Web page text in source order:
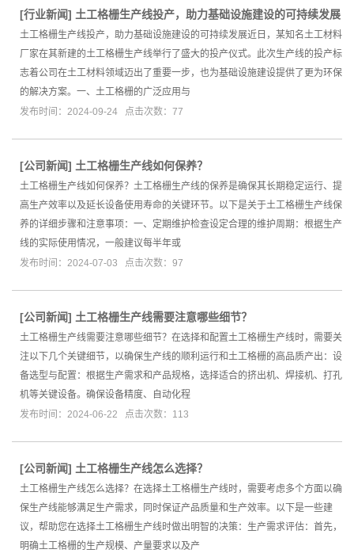
[行业新闻] 土工格栅生产线投产，助力基础设施建设的可持续发展
土工格栅生产线投产，助力基础设施建设的可持续发展近日，某知名土工材料
厂家在其新建的土工格栅生产线举行了盛大的投产仪式。此次生产线的投产标
志着公司在土工材料领域迈出了重要一步，也为基础设施建设提供了更为环保
的解决方案。一、土工格栅的广泛应用与
发布时间：2024-09-24 点击次数：77
[公司新闻] 土工格栅生产线如何保养？
土工格栅生产线如何保养？土工格栅生产线的保养是确保其长期稳定运行、提
高生产效率以及延长设备使用寿命的关键环节。以下是关于土工格栅生产线保
养的详细步骤和注意事项：一、定期维护检查设定合理的维护周期：根据生产
线的实际使用情况，一般建议每半年或
发布时间：2024-07-03 点击次数：97
[公司新闻] 土工格栅生产线需要注意哪些细节？
土工格栅生产线需要注意哪些细节？在选择和配置土工格栅生产线时，需要关
注以下几个关键细节，以确保生产线的顺利运行和土工格栅的高品质产出：设
备选型与配置：根据生产需求和产品规格，选择适合的挤出机、焊接机、打孔
机等关键设备。确保设备精度、自动化程
发布时间：2024-06-22 点击次数：113
[公司新闻] 土工格栅生产线怎么选择？
土工格栅生产线怎么选择？在选择土工格栅生产线时，需要考虑多个方面以确
保生产线能够满足生产需求，同时保证产品质量和生产效率。以下是一些建
议，帮助您在选择土工格栅生产线时做出明智的决策：生产需求评估：首先，
明确土工格栅的生产规模、产量要求以及产